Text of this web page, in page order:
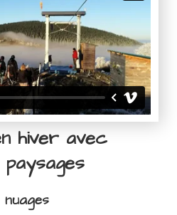
hiver avec